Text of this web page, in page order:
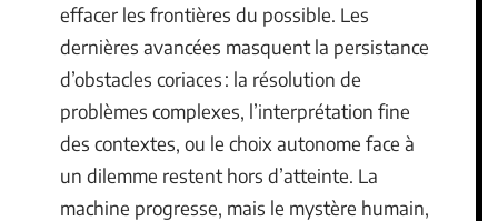
effacer les frontières du possible. Les
dernières avancées masquent la persistance
d’obstacles coriaces : la résolution de
problèmes complexes, l’interprétation fine
des contextes, ou le choix autonome face à
un dilemme restent hors d’atteinte. La
machine progresse, mais le mystère humain,